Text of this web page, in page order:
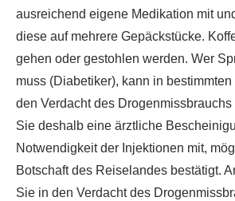
ausreichend eigene Medikation mit
diese auf mehrere Gepäckstücke.
gehen oder gestohlen werden. Wer
muss (Diabetiker), kann in
den Verdacht des
Sie deshalb eine ärztliche
Notwendigkeit der Injektionen mit,
Botschaft des Reiselandes bestätigt.
Sie in den Verdacht des